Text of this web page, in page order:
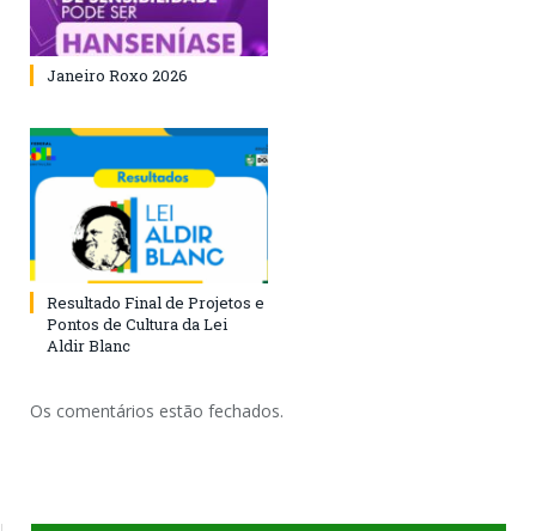
Janeiro Roxo 2026
Resultado Final de Projetos e
Pontos de Cultura da Lei
Aldir Blanc
Os comentários estão fechados.